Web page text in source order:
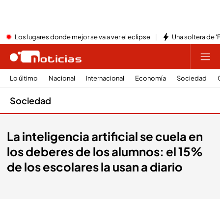
Los lugares donde mejor se va a ver el eclipse Una soltera de
Lo último Nacional Internacional Economía Sociedad
Sociedad
La inteligencia artificial se cuela en
los deberes de los alumnos: el 15%
de los escolares la usan a diario